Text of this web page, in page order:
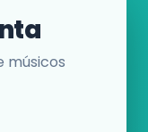
músicos